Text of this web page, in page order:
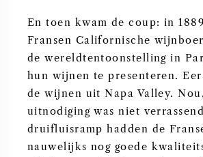
En toen kwam de coup: in
Fransen Californische
de wereldtentoonstelling in
hun wijnen te presenteren.
de wijnen uit Napa Valley.
uitnodiging was niet
druifluisramp hadden de
nauwelijks nog goede